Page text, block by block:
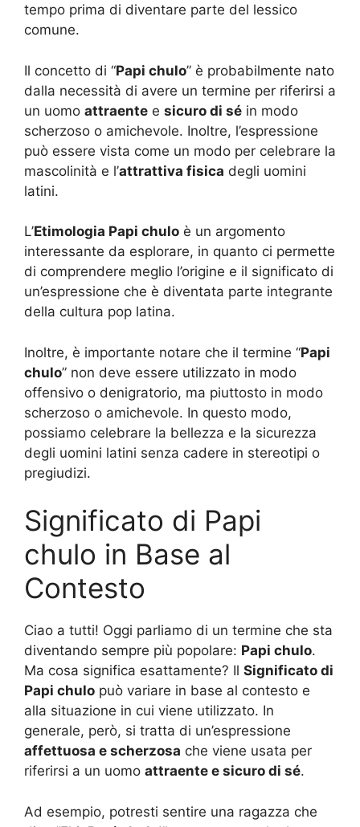
tempo prima di diventare parte del lessico
comune.
Il concetto di “Papi chulo” è probabilmente nato
dalla necessità di avere un termine per riferirsi a
un uomo attraente e sicuro di sé in modo
scherzoso o amichevole. Inoltre, l’espressione
può essere vista come un modo per celebrare la
mascolinità e l’attrattiva fisica degli uomini
latini.
L’Etimologia Papi chulo è un argomento
interessante da esplorare, in quanto ci permette
di comprendere meglio l’origine e il significato di
un’espressione che è diventata parte integrante
della cultura pop latina.
Inoltre, è importante notare che il termine “Papi
chulo” non deve essere utilizzato in modo
offensivo o denigratorio, ma piuttosto in modo
scherzoso o amichevole. In questo modo,
possiamo celebrare la bellezza e la sicurezza
degli uomini latini senza cadere in stereotipi o
pregiudizi.
Significato di Papi
chulo in Base al
Contesto
Ciao a tutti! Oggi parliamo di un termine che sta
diventando sempre più popolare: Papi chulo.
Ma cosa significa esattamente? Il Significato di
Papi chulo può variare in base al contesto e
alla situazione in cui viene utilizzato. In
generale, però, si tratta di un’espressione
affettuosa e scherzosa che viene usata per
riferirsi a un uomo attraente e sicuro di sé.
Ad esempio, potresti sentire una ragazza che